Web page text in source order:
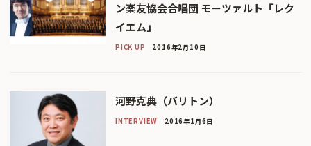
ン楽友協会合唱団 モーツァルト「レク
イエム」
PICK UP 2016年2月10日
河野克典（バリトン）
INTERVIEW 2016年1月6日